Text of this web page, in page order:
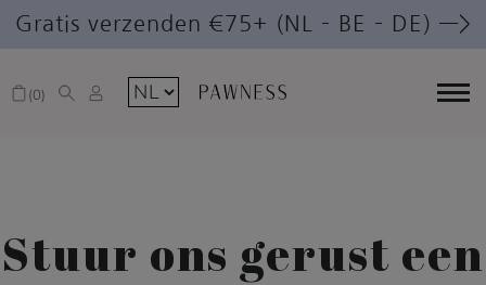
Gratis verzenden €75+ (NL – BE – DE) —>
0
Stuur ons gerust een